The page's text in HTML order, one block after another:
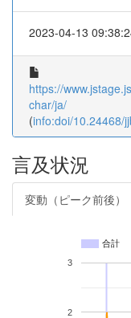
2023-04-13
https://
char/ja/
(info:doi/10.24468/
言及状況
変動（ピーク前後）
合計
2
3